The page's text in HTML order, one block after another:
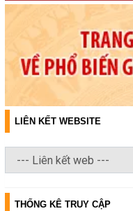
LIÊN KẾT WEBSITE
THỐNG KÊ TRUY CẬP